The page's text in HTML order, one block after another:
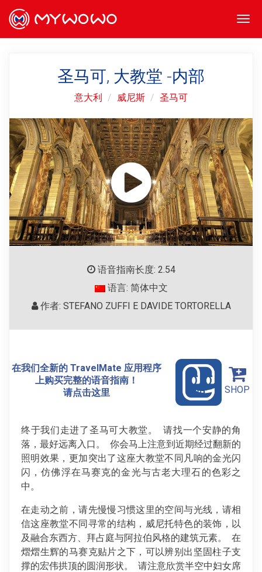
圣马可, 大教堂 -内部
意大利 威尼斯 圣马可
语音指南长度: 2.54
语言: 简体中文
作者: STEFANO ZUFFI E DAVIDE TORTORELLA
在我们全新的 TravelMate 应用程序
上购买完整的语音指南！
请点击这里
SHOP
终于我们走进了圣马可大教堂。 请找一个安静的角
落，最好远离入口。 你会马上注意到近期经过翻新的
照明效果，更加突出了这座大教堂不同凡响的金光闪
闪，仿佛浮在马赛克的金光与古老大理石的色彩之
中。
在走动之前，请先慢慢习惯这里的空间与光线，请相
信这座教堂不同寻常的结构，威尼托特色的装饰，以
及融合东西方、拜占庭与阿拉伯风格的建筑元素。 在
熠熠生辉的马赛克贴片之下，可以辨别出坚固柱子支
撑的宏伟拱顶的圆润形状。 请注意欣赏半空中妇女席